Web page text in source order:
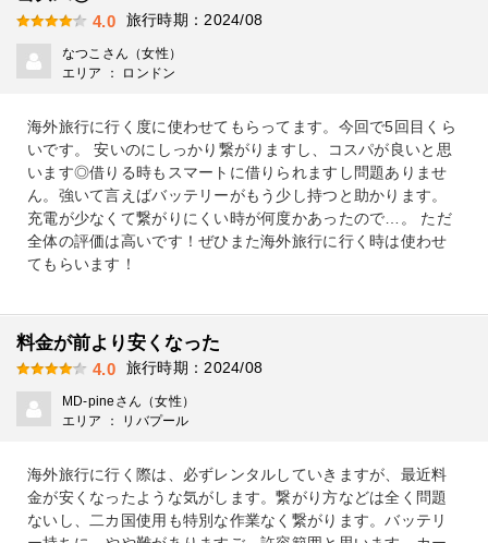
4.0 旅行時期：2024/08
なつこさん（女性）
エリア ： ロンドン
海外旅行に行く度に使わせてもらってます。今回で5回目くら
いです。 安いのにしっかり繋がりますし、コスパが良いと思
います◎借りる時もスマートに借りられますし問題ありませ
ん。強いて言えばバッテリーがもう少し持つと助かります。
充電が少なくて繋がりにくい時が何度かあったので…。 ただ
全体の評価は高いです！ぜひまた海外旅行に行く時は使わせ
てもらいます！
料金が前より安くなった
4.0 旅行時期：2024/08
MD-pineさん（女性）
エリア ： リバプール
海外旅行に行く際は、必ずレンタルしていきますが、最近料
金が安くなったような気がします。繋がり方などは全く問題
ないし、二カ国使用も特別な作業なく繋がります。バッテリ